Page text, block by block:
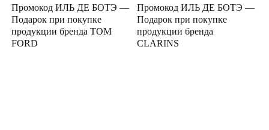
Промокод ИЛЬ ДЕ БОТЭ —
Подарок при покупке
продукции бренда TOM
FORD
Промокод ИЛЬ ДЕ БОТЭ —
Подарок при покупке
продукции бренда
CLARINS